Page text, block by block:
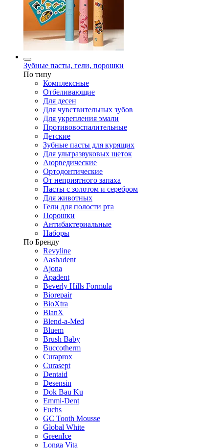
Зубные пасты, гели, порошки
По типу
Комплексные
Отбеливающие
Для десен
Для чувствительных зубов
Для укрепления эмали
Противовоспалительные
Детские
Зубные пасты для курящих
Для ультразвуковых щеток
Аюрведические
Ортодонтические
От неприятного запаха
Пасты с золотом и серебром
Для животных
Гели для полости рта
Порошки
Антибактериальные
Наборы
По Бренду
Revyline
Aashadent
Ajona
Apadent
Beverly Hills Formula
Biorepair
BioXtra
BlanX
Blend-a-Med
Bluem
Brush Baby
Buccotherm
Curaprox
Curasept
Dentaid
Desensin
Dok Bau Ku
Emmi-Dent
Fuchs
GC Tooth Mousse
Global White
GreenIce
Longa Vita